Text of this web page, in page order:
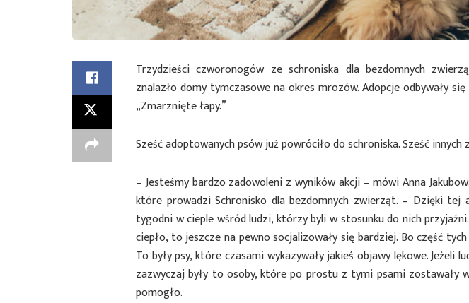
Trzydzieści czworonogów ze schroniska dla bezdomnych
znalazło domy tymczasowe na okres mrozów. Adopcje odbywały
„Zmarznięte łapy.”
Sześć adoptowanych psów już powróciło do schroniska. Sześć innych
– Jesteśmy bardzo zadowoleni z wyników akcji – mówi Anna
które prowadzi Schronisko dla bezdomnych zwierząt. – Dzięki tej
tygodni w cieple wśród ludzi, którzy byli w stosunku do nich
ciepło, to jeszcze na pewno socjalizowały się bardziej. Bo część
To były psy, które czasami wykazywały jakieś objawy lękowe. Jeżeli
zazwyczaj były to osoby, które po prostu z tymi psami zostawały
pomogło.